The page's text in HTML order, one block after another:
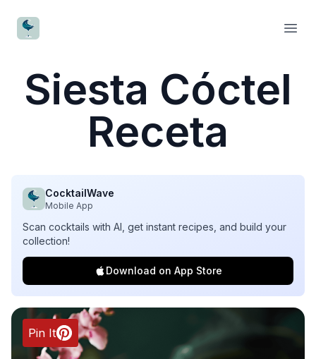
CocktailWave
Siesta Cóctel
Receta
CocktailWave
Mobile App
Scan cocktails with AI, get instant recipes, and build your
collection!
Download on App Store
Pin It